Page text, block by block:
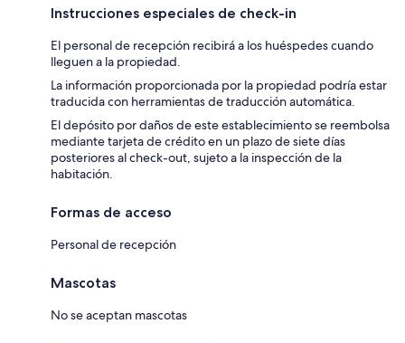
Instrucciones especiales de check-in
El personal de recepción recibirá a los huéspedes cuando
lleguen a la propiedad.
La información proporcionada por la propiedad podría estar
traducida con herramientas de traducción automática.
El depósito por daños de este establecimiento se reembolsa
mediante tarjeta de crédito en un plazo de siete días
posteriores al check-out, sujeto a la inspección de la
habitación.
Formas de acceso
Personal de recepción
Mascotas
No se aceptan mascotas